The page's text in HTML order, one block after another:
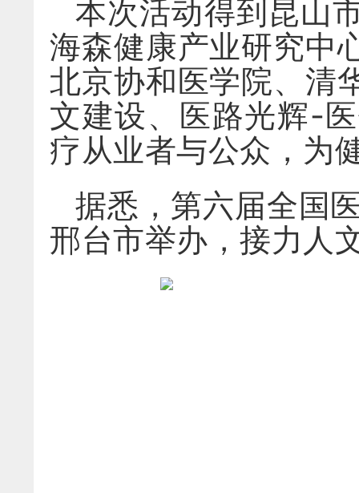
本次活动得到昆山
海森健康产业研究中
北京协和医学院、清
文建设、医路光辉-
疗从业者与公众，为
据悉，第六届全国
邢台市举办，接力人